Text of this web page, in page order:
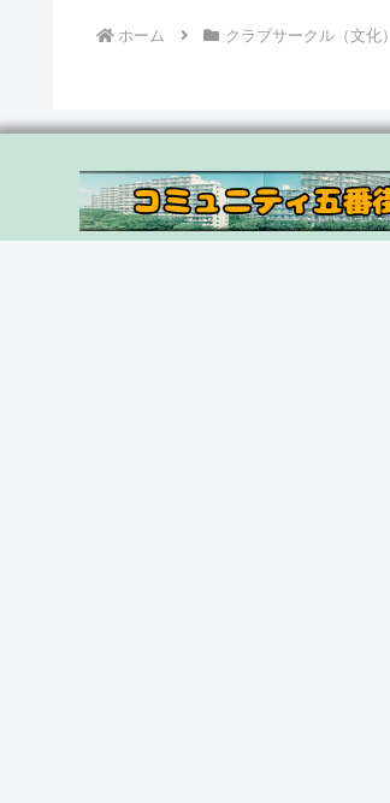
ホーム クラブサークル（文化）